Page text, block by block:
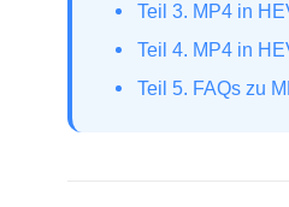
Teil 3. MP4 in
Teil 4. MP4 in
Teil 5. FAQs zu